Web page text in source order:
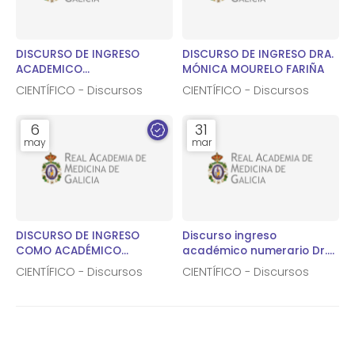
DISCURSO DE INGRESO
ACADEMICO
CORRESPONDIENTE DR.
VEIGA
CIENTÍFICO - Discursos
DISCURSO DE INGRESO DRA.
MÓNICA MOURELO FARIÑA
CIENTÍFICO - Discursos
6
may
DISCURSO DE INGRESO
COMO ACADÉMICO
CORRESPONDIENTE DEL DR.
CIENTÍFICO - Discursos
31
mar
Discurso ingreso
académico numerario Dr.
Manuel Freire-Garabal
CIENTÍFICO - Discursos